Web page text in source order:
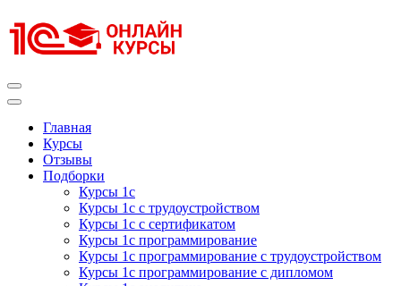
к
содержимому
Главная
Курсы
Отзывы
Подборки
Курсы 1с
Курсы 1с с трудоустройством
Курсы 1с с сертификатом
Курсы 1с программирование
Курсы 1с программирование с трудоустройством
Курсы 1с программирование с дипломом